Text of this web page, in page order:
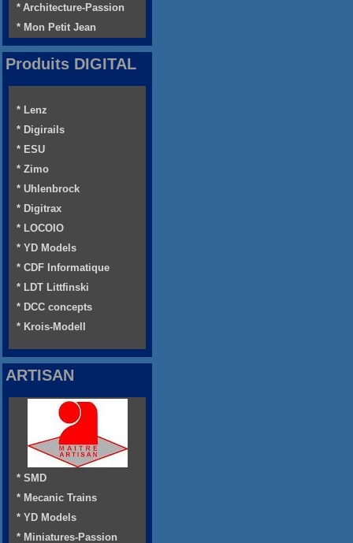
* Architecture-Passion
* Mon Petit Jean
Produits DIGITAL
* Lenz
* Digirails
* ESU
* Zimo
* Uhlenbrock
* Digitrax
* LOCOIO
* YD Models
* CDF Informatique
* LDT Littfinski
* DCC concepts
* Krois-Modell
ARTISAN
* SMD
* Mecanic Trains
* YD Models
* Miniatures-Passion